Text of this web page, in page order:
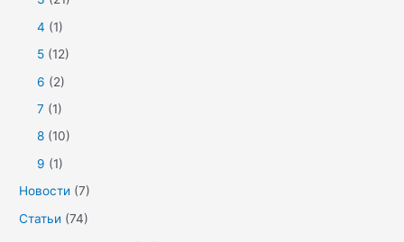
4 (1)
5 (12)
6 (2)
7 (1)
8 (10)
9 (1)
Новости (7)
Статьи (74)